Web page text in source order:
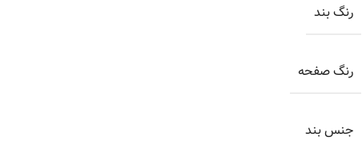
رنگ بند
رنگ صفحه
جنس بند